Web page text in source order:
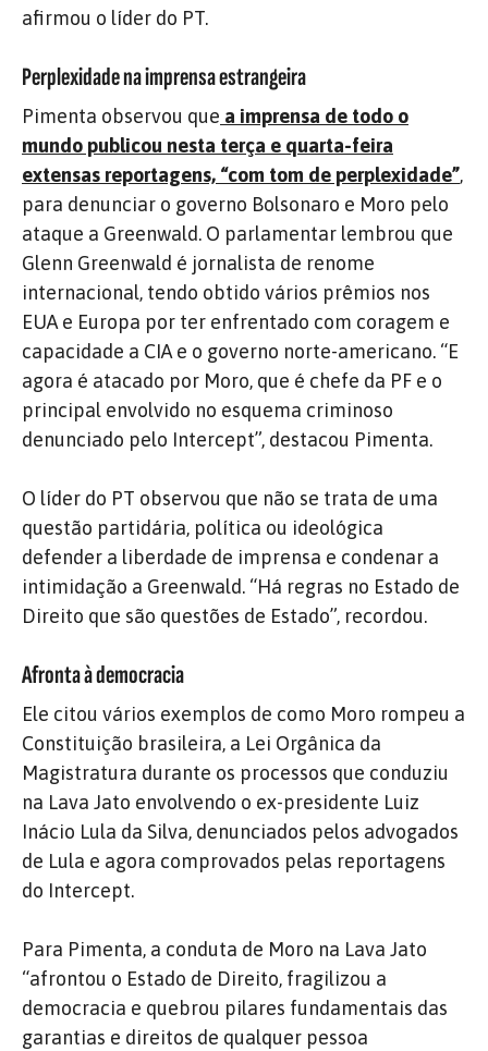
afirmou o líder do PT.
Perplexidade na imprensa estrangeira
Pimenta observou que a imprensa de todo o
mundo publicou nesta terça e quarta-feira
extensas reportagens, “com tom de perplexidade”,
para denunciar o governo Bolsonaro e Moro pelo
ataque a Greenwald. O parlamentar lembrou que
Glenn Greenwald é jornalista de renome
internacional, tendo obtido vários prêmios nos
EUA e Europa por ter enfrentado com coragem e
capacidade a CIA e o governo norte-americano. “E
agora é atacado por Moro, que é chefe da PF e o
principal envolvido no esquema criminoso
denunciado pelo Intercept”, destacou Pimenta.
O líder do PT observou que não se trata de uma
questão partidária, política ou ideológica
defender a liberdade de imprensa e condenar a
intimidação a Greenwald. “Há regras no Estado de
Direito que são questões de Estado”, recordou.
Afronta à democracia
Ele citou vários exemplos de como Moro rompeu a
Constituição brasileira, a Lei Orgânica da
Magistratura durante os processos que conduziu
na Lava Jato envolvendo o ex-presidente Luiz
Inácio Lula da Silva, denunciados pelos advogados
de Lula e agora comprovados pelas reportagens
do Intercept.
Para Pimenta, a conduta de Moro na Lava Jato
“afrontou o Estado de Direito, fragilizou a
democracia e quebrou pilares fundamentais das
garantias e direitos de qualquer pessoa